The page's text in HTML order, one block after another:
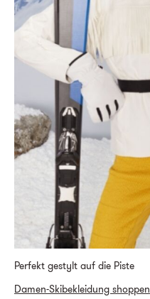
Perfekt gestylt auf die Piste
Damen-Skibekleidung shoppen